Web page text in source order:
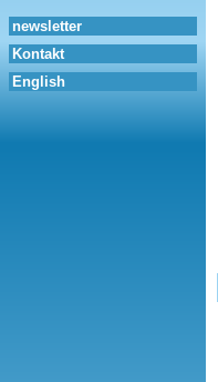
newsletter
Kontakt
English